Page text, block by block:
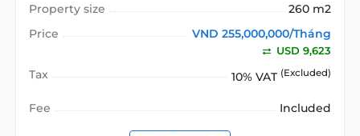
Property size
260 m2
Price
VND 255,000,000/Tháng
USD 9,623
Tax 10% VAT (Excluded)
Fee Included